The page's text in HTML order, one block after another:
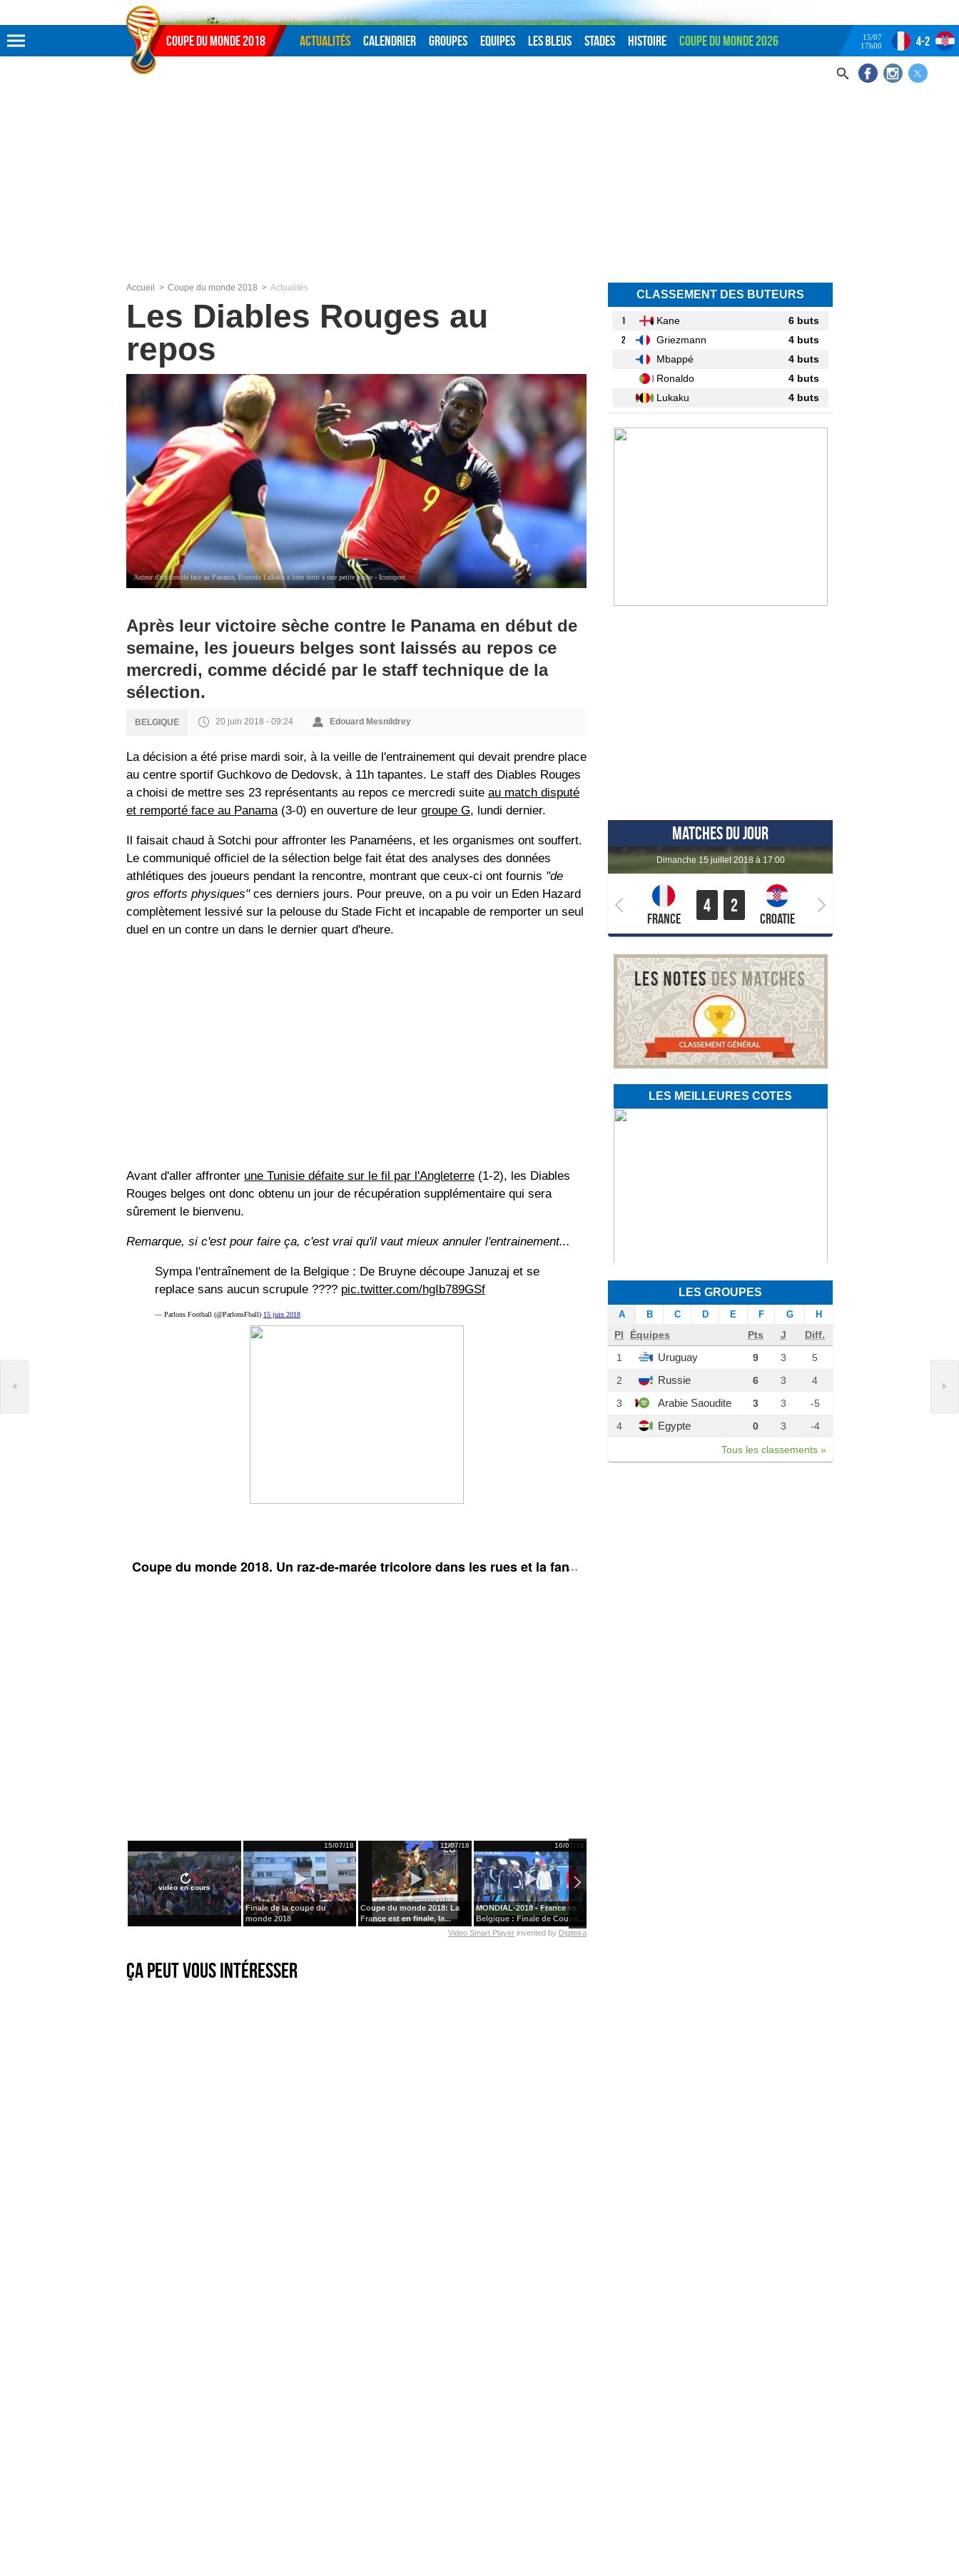
Aller au menu
Coupe du monde 2018 Actualités Calendrier Groupes Equipes Les Bleus Stades Histoire Coupe du monde 2026
15/07
17h00
4-2
Accueil Coupe du monde 2018 Actualités
Les Diables Rouges au
repos
Auteur d'un doublé face au Panama, Romelu Lukaku a bien droit à une petite pause - Iconsport
Après leur victoire sèche contre le Panama en début de
semaine, les joueurs belges sont laissés au repos ce
mercredi, comme décidé par le staff technique de la
sélection.
BELGIQUE 20 juin 2018 - 09:24 Edouard Mesnildrey
La décision a été prise mardi soir, à la veille de l'entrainement qui devait prendre place
au centre sportif Guchkovo de Dedovsk, à 11h tapantes. Le staff des Diables Rouges
a choisi de mettre ses 23 représentants au repos ce mercredi suite au match disputé
et remporté face au Panama(3-0) en ouverture de leur groupe G, lundi dernier.
Il faisait chaud à Sotchi pour affronter les Panaméens, et les organismes ont souffert.
Le communiqué officiel de la sélection belge fait état des analyses des données
athlétiques des joueurs pendant la rencontre, montrant que ceux-ci ont fournis "de
gros efforts physiques"ces derniers jours. Pour preuve, on a pu voir un Eden Hazard
complètement lessivé sur la pelouse du Stade Ficht et incapable de remporter un seul
duel en un contre un dans le dernier quart d'heure.
Avant d'aller affronter une Tunisie défaite sur le fil par l'Angleterre (1-2), les Diables
Rouges belges ont donc obtenu un jour de récupération supplémentaire qui sera
sûrement le bienvenu.
Remarque, si c'est pour faire ça, c'est vrai qu'il vaut mieux annuler l'entrainement...
Sympa l'entraînement de la Belgique : De Bruyne découpe Januzaj et se
replace sans aucun scrupule ???? pic.twitter.com/hgIb789GSf
— Parlons Football (@ParlonsFball) 15 juin 2018
Coupe du monde 2018. Un raz-de-marée tricolore dans les rues et la fan zone
vidéo en cours
Finale de la coupe du
monde 2018
15/07/18
Coupe du monde 2018: La
France est en finale, la...
11/07/18
MONDIAL-2018 - France vs
Belgique : Finale de Coupe...
10/07/18
Video Smart Player invented by Digiteka
Ça peut vous intéresser
CLASSEMENT DES BUTEURS
1 Kane
6 buts
2
Griezmann
4 buts
Mbappé
4 buts
Ronaldo
4 buts
Lukaku
4 buts
MATCHES DU JOUR
dimanche 15 juillet 2018 à 17:00
France
4 2
Croatie
LES MEILLEURES COTES
LES GROUPES
A B C D E F G H
Pl Équipes Pts J
Diff.
1
Uruguay 9 3
5
2
Russie 6 3
4
3
Arabie Saoudite 3 3
-5
4
Egypte 0 3 -4
Tous les classements »